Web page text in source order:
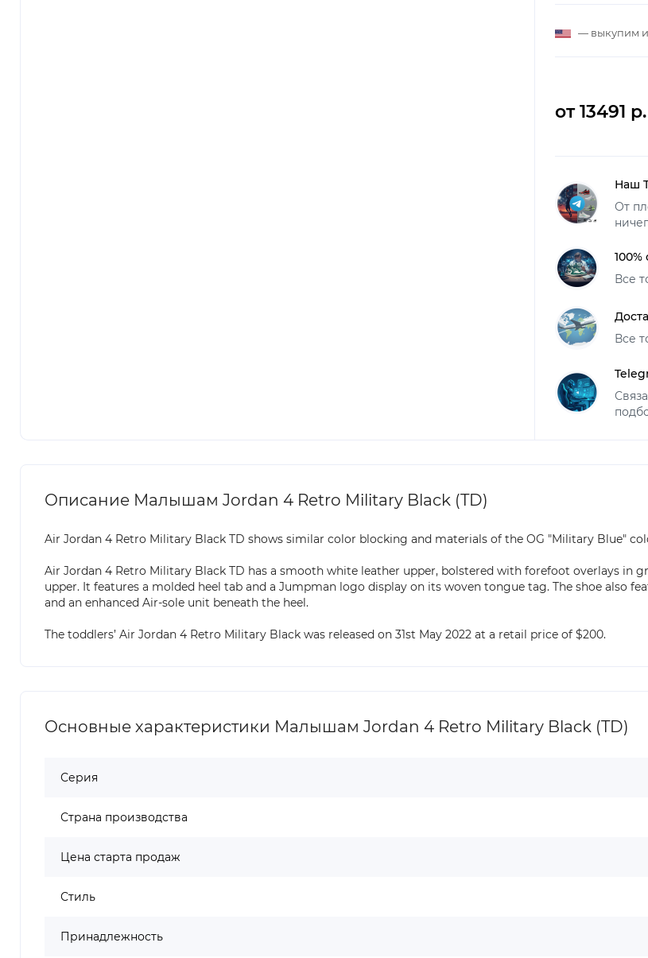
— выкупим и
от 13491 р.
Наш
От
Все
Все
Описание Малышам Jordan 4 Retro Military Black (TD)
Air Jordan 4 Retro Military Black TD shows similar color blocking and materials of the OG "Military Blue"
Air Jordan 4 Retro Military Black TD has a smooth white leather upper, bolstered with forefoot overlays in
upper. It features a molded heel tab and a Jumpman logo display on its woven tongue tag. The shoe also
and an enhanced Air-sole unit beneath the heel.
The toddlers’ Air Jordan 4 Retro Military Black was released on 31st May 2022 at a retail price of $200.
Основные характеристики Малышам Jordan 4 Retro Military Black (TD)
Серия
Страна производства
Цена старта продаж
Стиль
Принадлежность